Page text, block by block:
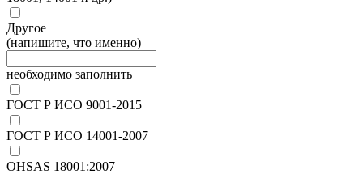
Другое
(напишите, что именно)
необходимо заполнить
ГОСТ Р ИСО 9001-2015
ГОСТ Р ИСО 14001-2007
OHSAS 18001:2007